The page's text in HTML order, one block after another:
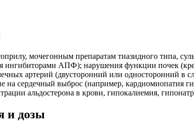
мочегонным препаратам тиазидного типа,
ингибиторами АПФ); нарушения функции почек
артерий (двусторонний или односторонний в
сердечный выброс (например, кардиомиопатия
альдостерона в крови, гипокалиемия,
и дозы